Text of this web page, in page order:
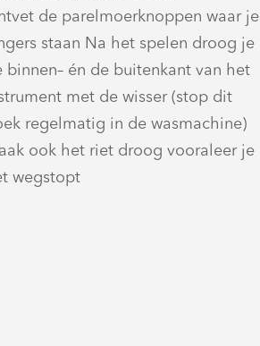
de parelmoerknoppen waar je
staan Na het spelen droog je
binnen– én de buitenkant van het
met de wisser (stop dit
regelmatig in de wasmachine)
ook het riet droog vooraleer je
wegstopt